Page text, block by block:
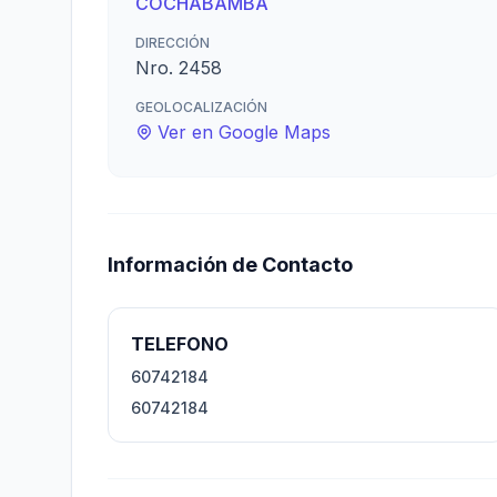
DIRECCIÓN
Nro. 2458
GEOLOCALIZACIÓN
Ver en Google Maps
Información de Contacto
TELEFONO
60742184
60742184